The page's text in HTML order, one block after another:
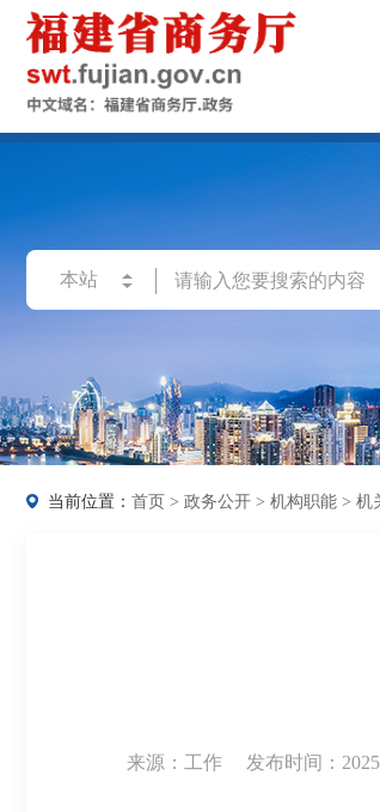
当前位置： 首页 > 政务公开 > 机构职能 > 机
来源：工作 发布时间：